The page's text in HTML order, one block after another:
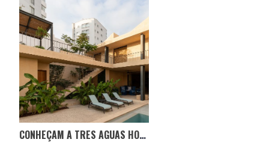
CONHEÇAM A TRES AGUAS HOUSE, NO EQUADOR